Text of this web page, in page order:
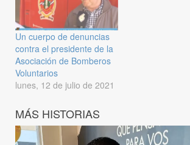
Un cuerpo de denuncias
contra el presidente de la
Asociación de Bomberos
Voluntarios
lunes, 12 de julio de 2021
MÁS HISTORIAS